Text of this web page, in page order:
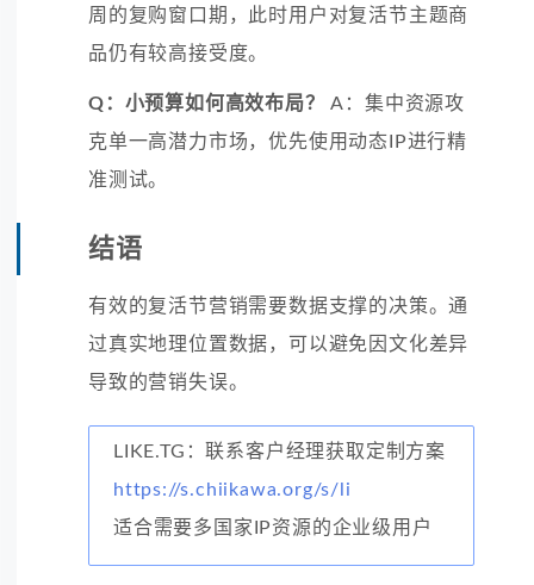
周的复购窗口期，此时用户对复活节主题商
品仍有较高接受度。
Q：小预算如何高效布局？
A：集中资源攻
克单一高潜力市场，优先使用动态IP进行精
准测试。
结语
有效的复活节营销需要数据支撑的决策。通
过真实地理位置数据，可以避免因文化差异
导致的营销失误。
LIKE.TG：联系客户经理获取定制方案
https://s.chiikawa.org/s/li
适合需要多国家IP资源的企业级用户